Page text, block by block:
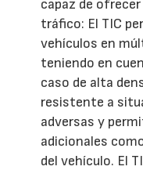
capaz de
tráfico: El TIC
vehículos en
teniendo en
caso de alta
resistente a
adversas y
adicionales
del vehículo. El